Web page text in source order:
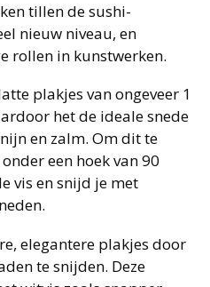
tillen de sushi-
nieuw niveau, en
rollen in kunstwerken.
plakjes van ongeveer 1
het de ideale snede
en zalm. Om dit te
een hoek van 90
vis en snijd je met
elegantere plakjes door
te snijden. Deze